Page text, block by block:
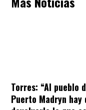
Torres: “Al pueblo
Puerto Madryn hay